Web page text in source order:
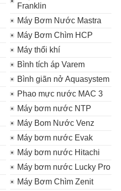
Franklin
Máy Bơm Nước Mastra
Máy Bơm Chìm HCP
Máy thổi khí
Bình tích áp Varem
Bình giãn nở Aquasystem
Phao mực nước MAC 3
Máy bơm nước NTP
Máy Bom Nước Venz
Máy bơm nước Evak
Máy bơm nước Hitachi
Máy bơm nước Lucky Pro
Máy Bơm Chìm Zenit